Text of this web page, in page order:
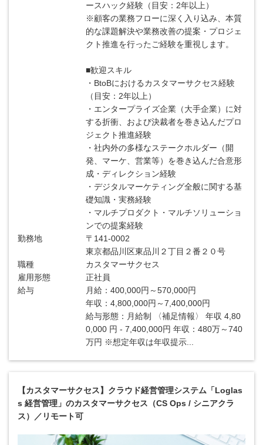
ースハック経験（目安：2年以上）
※顧客の業務フローに深く入り込み、本質
的な課題解決や業務改善の提案・プロジェ
クト推進を行ったご経験を重視します。
■歓迎スキル
・BtoBにおけるカスタマーサクセス経験
（目安：2年以上）
・エンタープライズ企業（大手企業）に対
する折衝、および決裁者を巻き込んだプロ
ジェクト推進経験
・社内外の多様なステークホルダー（開
発、マーケ、営業等）を巻き込んだ合意形
成・ディレクション経験
・デジタルマーケティング全般に関する基
礎知識・実務経験
・マルチプロダクト・マルチソリューショ
ンでの提案経験
勤務地
〒141-0002
東京都品川区東品川２丁目２番２０号
職種
カスタマーサクセス
雇用形態
正社員
給与
月給：400,000円～570,000円
年収：4,800,000円～7,400,000円
給与形態：月給制 〈補足情報〉 年収 4,80
0,000 円 - 7,400,000円 年収：480万～740
万円 ※想定年収は年収提示...
【カスタマーサクセス】クラウド経営管理システム「Loglas
s 経営管理」のカスタマーサクセス（CS Ops / シニアクラ
ス）／リモート可